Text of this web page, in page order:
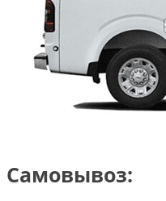
Самовывоз: